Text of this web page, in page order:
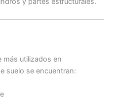
más utilizados en
suelo se encuentran: